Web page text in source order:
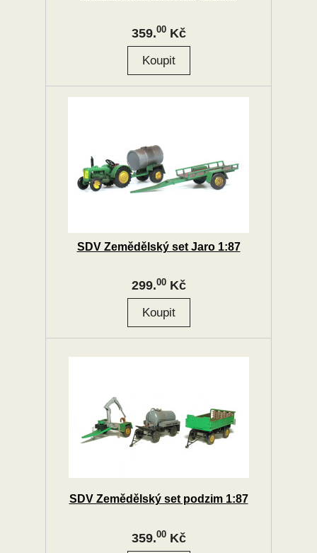
359.00Kč
SDV Zemědělský set Jaro 1:87
299.00Kč
SDV Zemědělský set podzim 1:87
359.00Kč